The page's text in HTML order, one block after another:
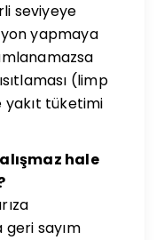
seviyeye
yapmaya
(limp
tüketimi
hale
sayım